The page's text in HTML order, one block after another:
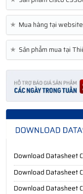
★ Mua hàng tại
★ Sản phẩm mua tại
Download Datasheet
Download Datasheet
Download Datasheet